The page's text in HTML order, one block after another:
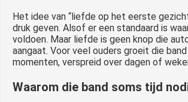
Het idee van “liefde op het eerste
druk geven. Alsof er een standaard is
voldoen. Maar liefde is geen knop die
aangaat. Voor veel ouders groeit die
momenten, verspreid over dagen of
Waarom die band soms tijd